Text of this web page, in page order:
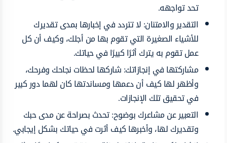
تحد تواجهه.
التقدير والامتنان: لا تتردد في إخبارها بمدى تقديرك
للأشياء الصغيرة التي تقوم بها من أجلك، وكيف أن كل
عمل تقوم به يترك أثرًا كبيرًا في حياتك.
مشاركتها في إنجازاتك: شاركها لحظات نجاحك وفرحك،
وأظهر لها كيف أن دعمها ومساندتها كان لهما دور كبير
في تحقيق تلك الإنجازات.
التعبير عن مشاعرك بوضوح: تحدث بصراحة عن مدى حبك
وتقديرك لها، وأخبرها كيف أثرت في حياتك بشكل إيجابي.